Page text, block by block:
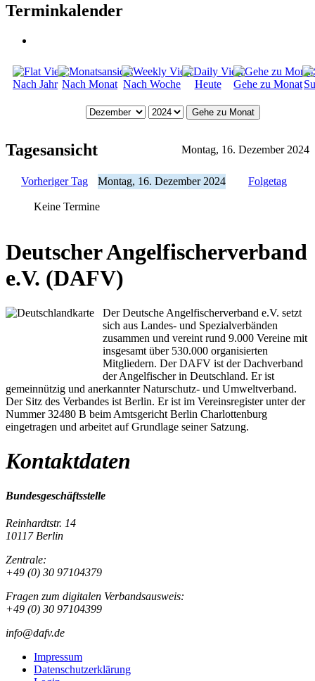
Terminkalender
Nach Jahr Nach Monat Nach Woche Heute Gehe zu Monat
Gehe zu Monat
Tagesansicht Montag, 16. Dezember 2024
Vorheriger Tag Montag, 16. Dezember 2024 Folgetag
Keine Termine
Deutscher Angelfischerverband
e.V. (DAFV)
Der Deutsche Angelfischerverband e.V. setzt
sich aus Landes- und Spezialverbänden
zusammen und vereint rund 9.000 Vereine mit
insgesamt über 530.000 organisierten
Mitgliedern. Der DAFV ist der Dachverband
der Angelfischer in Deutschland. Er ist
gemeinnützig und anerkannter Naturschutz- und Umweltverband.
Der Sitz des Verbandes ist Berlin. Er ist im Vereinsregister unter der
Nummer 32480 B beim Amtsgericht Berlin Charlottenburg
eingetragen und arbeitet auf Grundlage seiner Satzung.
Kontaktdaten
Bundesgeschäftsstelle
Reinhardtstr. 14
10117 Berlin
Zentrale:
+49 (0) 30 97104379
Fragen zum digitalen Verbandsausweis:
+49 (0) 30 97104399
info@dafv.de
Impressum
Datenschutzerklärung